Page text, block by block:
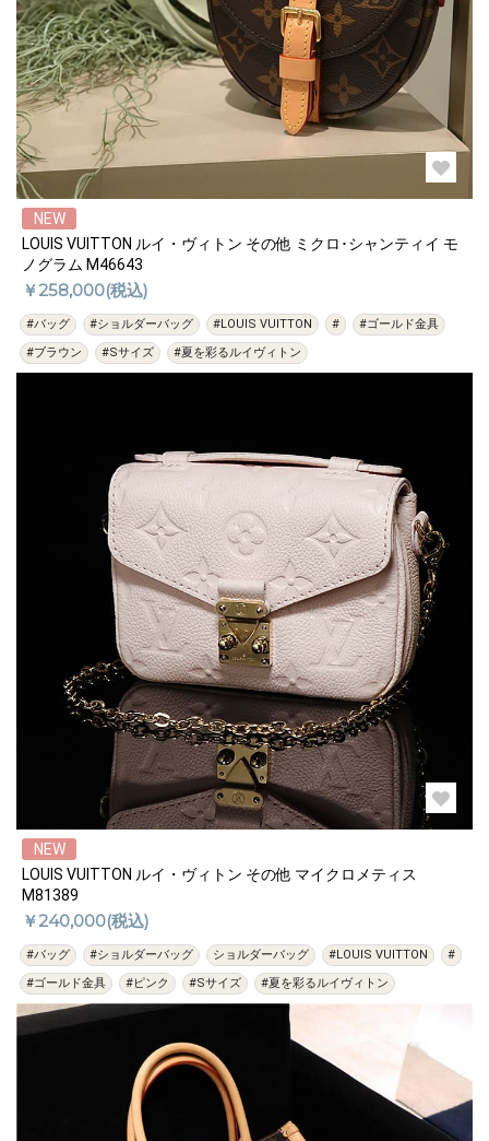
NEW
LOUIS VUITTON ルイ・ヴィトン その他 ミクロ･シャンティイ モ
ノグラム M46643
￥258,000(税込)
#バッグ #ショルダーバッグ #LOUIS VUITTON #
#ゴールド金具
#ブラウン
#Sサイズ #夏を彩るルイヴィトン
NEW
LOUIS VUITTON ルイ・ヴィトン その他 マイクロメティス
M81389
￥240,000(税込)
#バッグ #ショルダーバッグ ショルダーバッグ #LOUIS VUITTON
#
#ゴールド金具
#ピンク #Sサイズ #夏を彩るルイヴィトン